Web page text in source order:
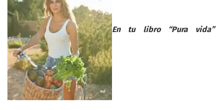
En tu libro “Pura vida”